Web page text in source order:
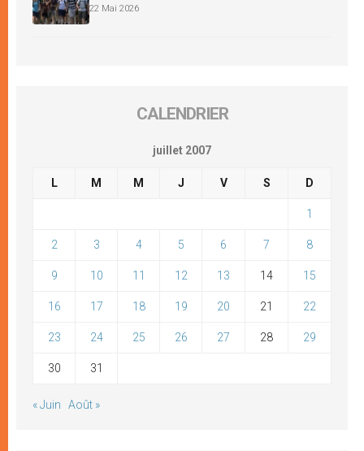
22 Mai 2026
CALENDRIER
juillet 2007
L M M J V S D
1
2 3 4 5 6 7 8
9 10 11 12 13 14 15
16 17 18 19 20 21 22
23 24 25 26 27 28 29
30 31
« Juin Août »